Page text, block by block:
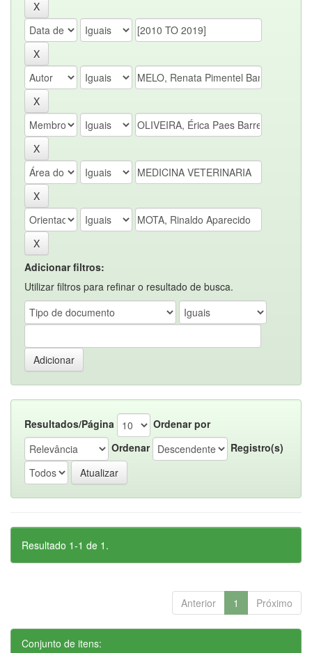
Adicionar filtros:
Utilizar filtros para refinar o resultado de busca.
Resultados/Página
Ordenar por
Ordenar
Registro(s)
Resultado 1-1 de 1.
Anterior 1 Próximo
Conjunto de itens: